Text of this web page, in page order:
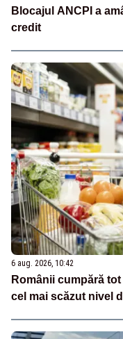
Blocajul ANCPI a
credit
6 aug. 2026, 10:42
Românii cumpără
cel mai scăzut nivel